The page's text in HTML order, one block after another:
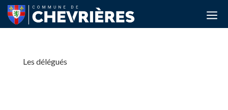
a
Les délégués